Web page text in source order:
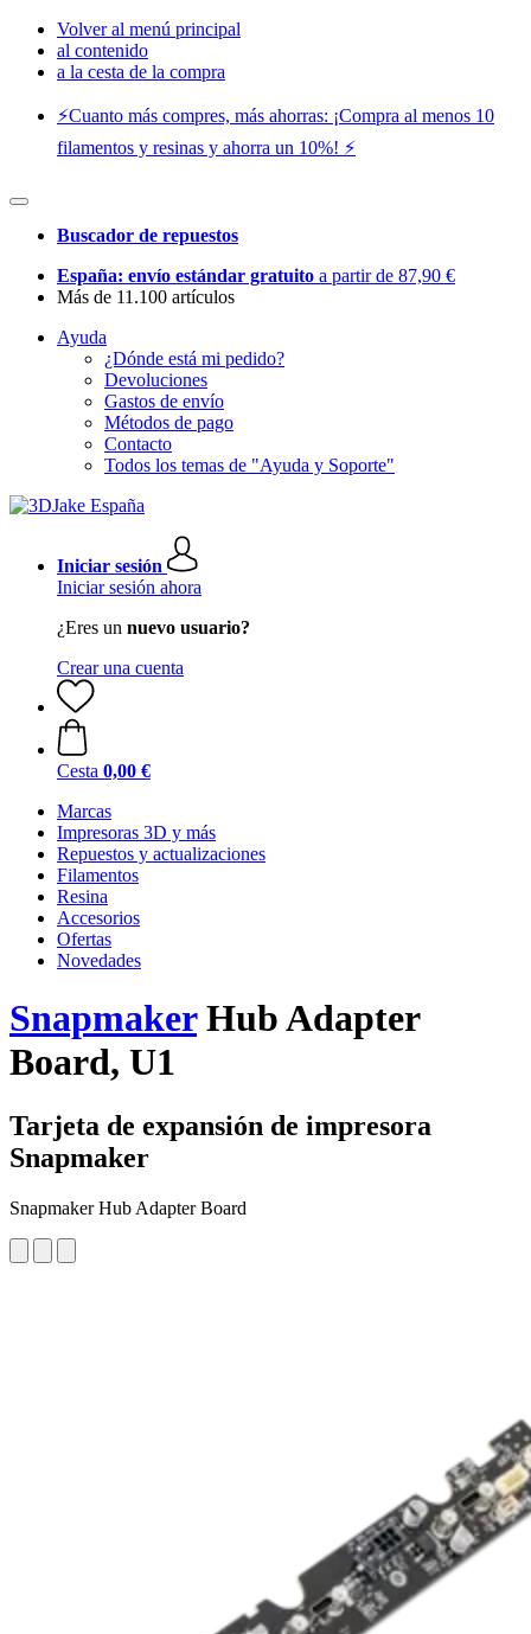
Volver al menú principal
al contenido
a la cesta de la compra
⚡️Cuanto más compres, más ahorras: ¡Compra al menos 10
filamentos y resinas y ahorra un 10%! ⚡️
Buscador de repuestos
España: envío estándar gratuito a partir de 87,90 €
Más de 11.100 artículos
Ayuda
¿Dónde está mi pedido?
Devoluciones
Gastos de envío
Métodos de pago
Contacto
Todos los temas de "Ayuda y Soporte"
Iniciar sesión
Iniciar sesión ahora
¿Eres un nuevo usuario?
Crear una cuenta
Cesta 0,00 €
Marcas
Impresoras 3D y más
Repuestos y actualizaciones
Filamentos
Resina
Accesorios
Ofertas
Novedades
SnapmakerHub Adapter
Board, U1
Tarjeta de expansión de impresora
Snapmaker
Snapmaker Hub Adapter Board